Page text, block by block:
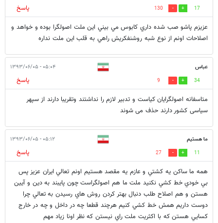
17
130
پاسخ
عزيزم پاشو صب شده داري كابوس مي بيني اين ملت اصولگرا بوده و خواهد و
اصلاحات اونم از نوع شبه روشنفكريش راهي به قلب اين ملت نداره
عباس ۰۵:۰۴ - ۱۳۹۳/۰۶/۰۵
34
9
پاسخ
متاسفانه اصولگرایان کیاست و تدبیر لازم را نداشتند وتقریبا دارند از سپهر
سیاسی کشور دارند حذف می شوند
ما هستيم ۰۵:۱۲ - ۱۳۹۳/۰۶/۰۵
11
27
پاسخ
همه ما ساكن يه كشتي و عازم يه مقصد هستيم اونم تعالي ايران عزيز پس
بي خودي خط كشي نكنيد ملت ما هم اصولگراست چون پايبند به دين و آيين
هستن و هم اصلاح طلب دنبال بهتر كردن روش هاي رسيدن به تعالي چرا
دوست داريم همش خط كشي كنيم هرچند قطعا چه در داخل و چه در خارج
كسايي هستن كه با اكثريت ملت راي نيستن كه نظر اونا زياد مهم